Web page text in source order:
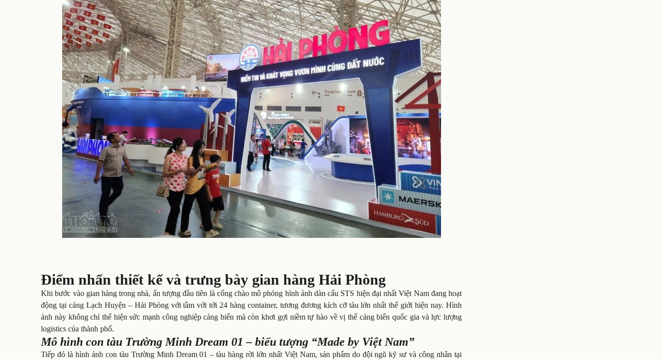
Điểm nhấn thiết kế và trưng bày gian hàng Hải Phòng
Khi bước vào gian hàng trong nhà, ấn tượng đầu tiên là cổng chào mô phỏng hình ảnh dàn cẩu STS hiện đại nhất Việt Nam đang hoạt
động tại cảng Lạch Huyện – Hải Phòng với tầm với tới 24 hàng container, tương đương kích cỡ tàu lớn nhất thế giới hiện nay. Hình
ảnh này không chỉ thể hiện sức mạnh công nghiệp cảng biển mà còn khơi gợi niềm tự hào về vị thế cảng biển quốc gia và lực lượng
logistics của thành phố.
Mô hình con tàu Trường Minh Dream 01 – biểu tượng “Made by Việt Nam”
Tiếp đó là hình ảnh con tàu Trường Minh Dream 01 – tàu hàng rời lớn nhất Việt Nam, sản phẩm do đội ngũ kỹ sư và công nhân tại